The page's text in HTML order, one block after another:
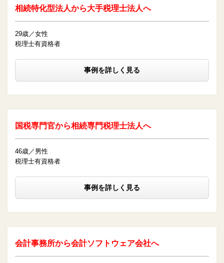
相続特化型法人から大手税理士法人へ
29歳／女性
税理士有資格者
事例を詳しく見る
国税専門官から相続専門税理士法人へ
46歳／男性
税理士有資格者
事例を詳しく見る
会計事務所から会計ソフトウェア会社へ